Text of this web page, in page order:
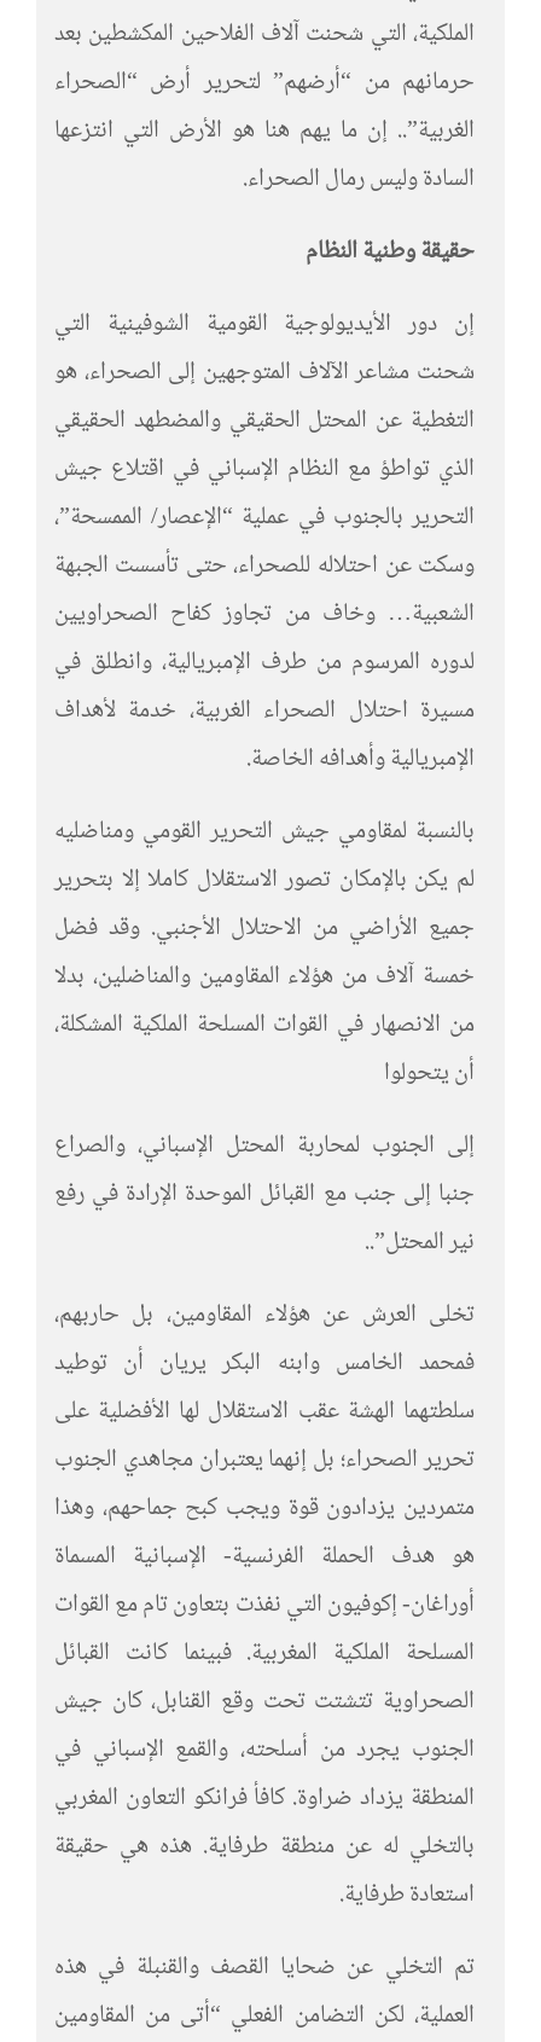
الملكية، التي شحنت آلاف الفلاحين المكشطين بعد
حرمانهم من “أرضهم” لتحرير أرض “الصحراء
الغربية”.. إن ما يهم هنا هو الأرض التي انتزعها
السادة وليس رمال الصحراء.
حقيقة وطنية النظام
إن دور الأيديولوجية القومية الشوفينية التي
شحنت مشاعر الآلاف المتوجهين إلى الصحراء، هو
التغطية عن المحتل الحقيقي والمضطهد الحقيقي
الذي تواطؤ مع النظام الإسباني في اقتلاع جيش
التحرير بالجنوب في عملية “الإعصار/ الممسحة”،
وسكت عن احتلاله للصحراء، حتى تأسست الجبهة
الشعبية… وخاف من تجاوز كفاح الصحراويين
لدوره المرسوم من طرف الإمبريالية، وانطلق في
مسيرة احتلال الصحراء الغربية، خدمة لأهداف
الإمبريالية وأهدافه الخاصة.
بالنسبة لمقاومي جيش التحرير القومي ومناضليه
لم يكن بالإمكان تصور الاستقلال كاملا إلا بتحرير
جميع الأراضي من الاحتلال الأجنبي. وقد فضل
خمسة آلاف من هؤلاء المقاومين والمناضلين، بدلا
من الانصهار في القوات المسلحة الملكية المشكلة،
أن يتحولوا
إلى الجنوب لمحاربة المحتل الإسباني، والصراع
جنبا إلى جنب مع القبائل الموحدة الإرادة في رفع
نير المحتل”..
تخلى العرش عن هؤلاء المقاومين، بل حاربهم،
فمحمد الخامس وابنه البكر يريان أن توطيد
سلطتهما الهشة عقب الاستقلال لها الأفضلية على
تحرير الصحراء؛ بل إنهما يعتبران مجاهدي الجنوب
متمردين يزدادون قوة ويجب كبح جماحهم، وهذا
هو هدف الحملة الفرنسية- الإسبانية المسماة
أوراغان- إكوفيون التي نفذت بتعاون تام مع القوات
المسلحة الملكية المغربية. فبينما كانت القبائل
الصحراوية تتشتت تحت وقع القنابل، كان جيش
الجنوب يجرد من أسلحته، والقمع الإسباني في
المنطقة يزداد ضراوة. كافأ فرانكو التعاون المغربي
بالتخلي له عن منطقة طرفاية. هذه هي حقيقة
استعادة طرفاية.
تم التخلي عن ضحايا القصف والقنبلة في هذه
العملية، لكن التضامن الفعلي “أتى من المقاومين